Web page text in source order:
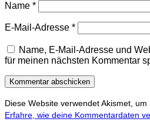
Name *
E-Mail-Adresse *
Name, E-Mail-Adresse und
für meinen nächsten Kommentar
Diese Website verwendet Akismet,
Erfahre, wie deine Kommentardaten